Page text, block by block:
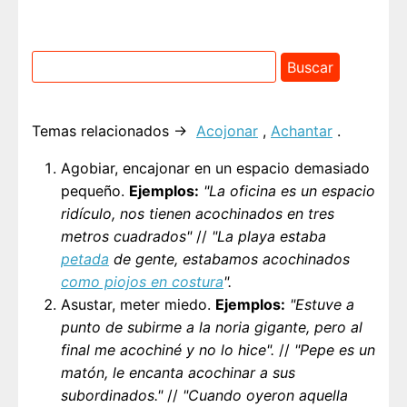
Temas relacionados → Acojonar , Achantar .
Agobiar, encajonar en un espacio demasiado
pequeño. Ejemplos: "La oficina es un espacio
ridículo, nos tienen acochinados en tres
metros cuadrados"// "La playa estaba
petada de gente, estabamos acochinados
como piojos en costura".
Asustar, meter miedo. Ejemplos: "Estuve a
punto de subirme a la noria gigante, pero al
final me acochiné y no lo hice". // "Pepe es un
matón, le encanta acochinar a sus
subordinados."// "Cuando oyeron aquella